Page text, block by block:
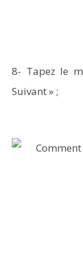
8- Tapez le
Suivant » ;